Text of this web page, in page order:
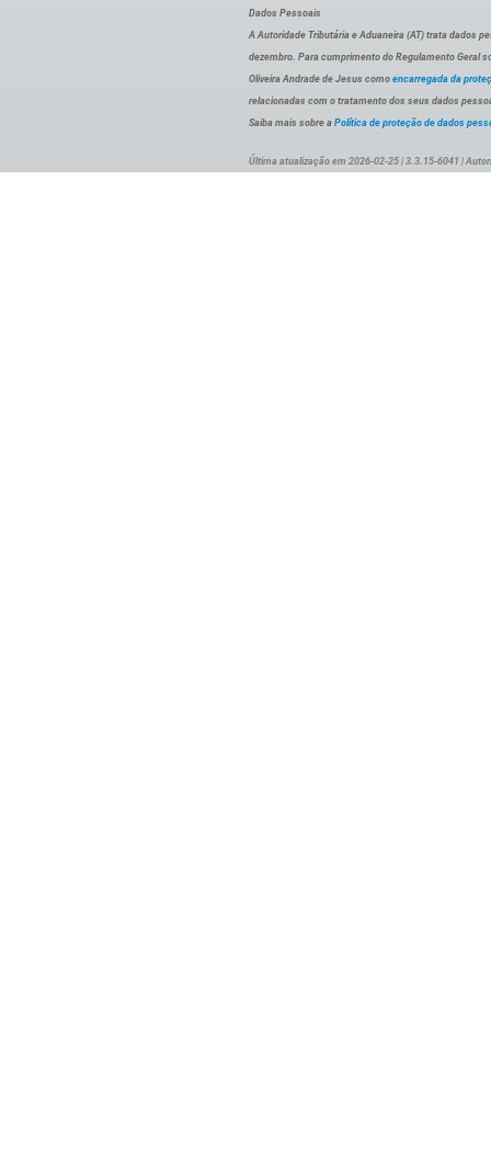
Dados Pessoais
A Autoridade Tributária e Aduaneira (AT) trata dados
dezembro. Para cumprimento do Regulamento Geral
Oliveira Andrade de Jesus como encarregada da
relacionadas com o tratamento dos seus dados
Saiba mais sobre a Política de proteção de dados
Última atualização em 2026-02-25 | 3.3.15-6041 |